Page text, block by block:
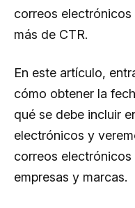
correos electrónicos
más de CTR.
En este artículo,
cómo obtener la
qué se debe incluir
electrónicos y
correos
empresas y marcas.